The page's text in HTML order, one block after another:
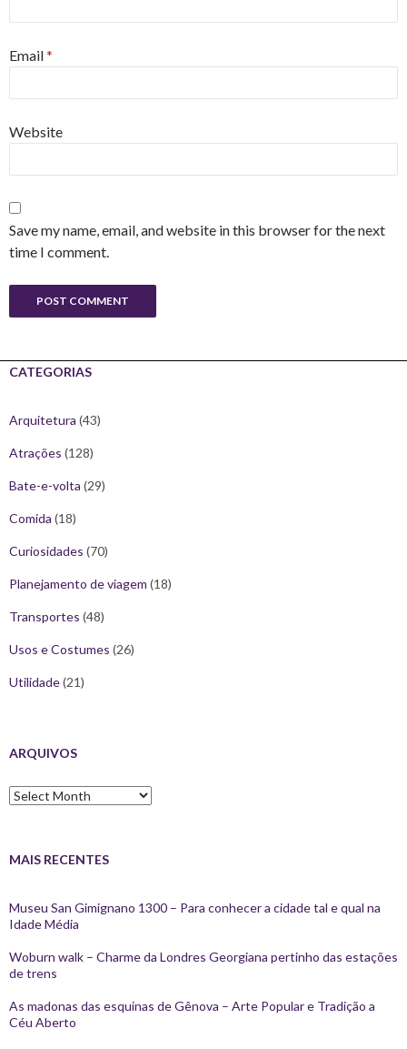
Email*
Website
Save my name, email, and website in this browser for the next
time I comment.
CATEGORIAS
Arquitetura (43)
Atrações (128)
Bate-e-volta (29)
Comida (18)
Curiosidades (70)
Planejamento de viagem (18)
Transportes (48)
Usos e Costumes (26)
Utilidade(21)
ARQUIVOS
Arquivos
MAIS RECENTES
Museu San Gimignano 1300 – Para conhecer a cidade tal e qual na
Idade Média
Woburn walk – Charme da Londres Georgiana pertinho das estações
de trens
As madonas das esquinas de Gênova – Arte Popular e Tradição a
Céu Aberto